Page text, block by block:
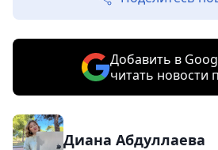
Добавить в
читать новости
Диана Абдуллаева